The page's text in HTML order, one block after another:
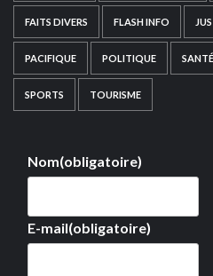
FAITS DIVERS FLASH INFO
PACIFIQUE POLITIQUE SANTÉ
SPORTS TOURISME
Nom(obligatoire)
E-mail(obligatoire)